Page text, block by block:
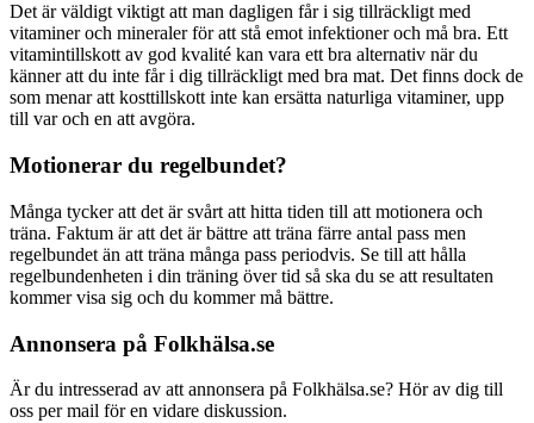
Det är väldigt viktigt att man dagligen får i sig tillräckligt med
vitaminer och mineraler för att stå emot infektioner och må bra. Ett
vitamintillskott av god kvalité kan vara ett bra alternativ när du
känner att du inte får i dig tillräckligt med bra mat. Det finns dock de
som menar att kosttillskott inte kan ersätta naturliga vitaminer, upp
till var och en att avgöra.
Motionerar du regelbundet?
Många tycker att det är svårt att hitta tiden till att motionera och
träna. Faktum är att det är bättre att träna färre antal pass men
regelbundet än att träna många pass periodvis. Se till att hålla
regelbundenheten i din träning över tid så ska du se att resultaten
kommer visa sig och du kommer må bättre.
Annonsera på Folkhälsa.se
Är du intresserad av att annonsera på Folkhälsa.se? Hör av dig till
oss per mail för en vidare diskussion.